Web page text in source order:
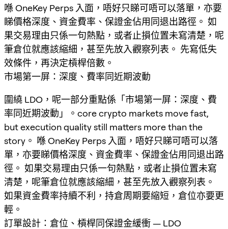
喺 OneKey Perps 入面，唔好只睇可唔可以落單，亦要
睇價格深度、資金費率、保證金佔用同退出路徑。 如
果交易理由只係一句熱點，或者止損位置未寫清楚，呢
筆倉位就應該縮細，甚至先放入觀察列表。 先寫低失
效條件，再決定槓桿倍數。
市場第一屏：深度、費率同近期波動
圍繞 LDO，呢一部分重點係「市場第一屏：深度、費
率同近期波動」。core crypto markets move fast,
but execution quality still matters more than the
story。 喺 OneKey Perps 入面，唔好只睇可唔可以落
單，亦要睇價格深度、資金費率、保證金佔用同退出路
徑。 如果交易理由只係一句熱點，或者止損位置未寫
清楚，呢筆倉位就應該縮細，甚至先放入觀察列表。
如果資金費率持續不利，持倉周期要縮短，倉位亦要更
輕。
訂單設計：倉位、槓桿同保證金緩衝 — LDO